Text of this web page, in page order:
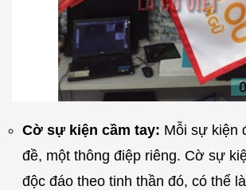
Cờ sự kiện cầm tay: Mỗi sự kiện
đề, một thông điệp riêng. Cờ sự
độc đáo theo tinh thần đó, có thể